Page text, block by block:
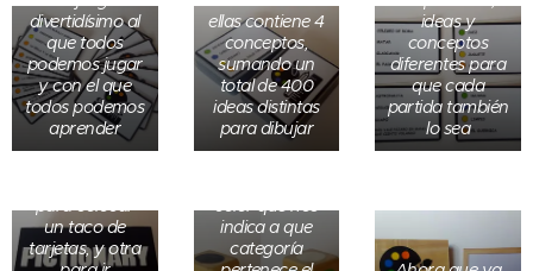
divertidísimo al
que todos
podemos jugar
y con el que
todos podemos
aprender
ellas contiene 4
conceptos,
sumando un
total de 400
ideas distintas
para dibujar
ideas y
conceptos
diferentes para
que cada
partida también
lo sea
El tarjetero
para colocar
un taco de
tarjetas, y otra
categorías
diferenciadas
por colores,
que clasifican
en grupos los
diferentes
conceptos. Al
color que nos
indica a que
categoría